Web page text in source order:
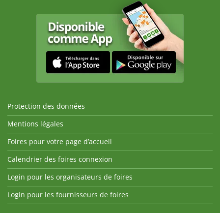
Protection des données
Mentions légales
Foires pour votre page d’accueil
Calendrier des foires connexion
Login pour les organisateurs de foires
Login pour les fournisseurs de foires